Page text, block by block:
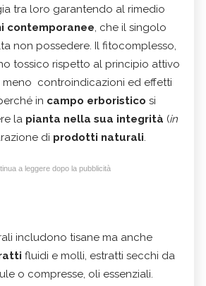
tra loro garantendo al rimedio
contemporanee, che il singolo
non possedere. Il fitocomplesso,
tossico rispetto al principio attivo
meno controindicazioni ed effetti
in campo erboristico si
la pianta nella sua integrità (in
di prodotti naturali.
a leggere dopo la pubblicità
includono tisane ma anche
fluidi e molli, estratti secchi da
o compresse, oli essenziali.